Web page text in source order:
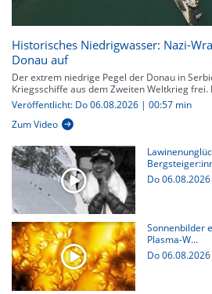
Historisches Niedrigwasser: Nazi-
Donau auf
Der extrem niedrige Pegel der Donau in
Kriegsschiffe aus dem Zweiten Weltkrieg frei.
Veröffentlicht: Do 06.08.2026 | 00:57 min
Zum Video
Do 06.08.2026
Sonnenbilder
Plasma-W...
Do 06.08.2026